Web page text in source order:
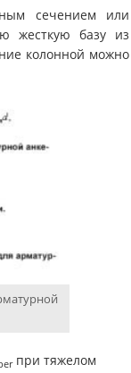
сечением или
жесткую базу из
колонной можно
при тяжелом